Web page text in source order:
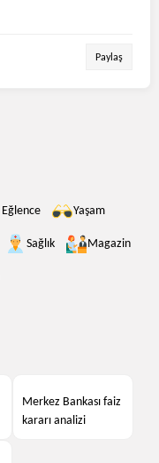
Eğlence Yaşam
Sağlık Magazin
Merkez Bankası faiz
kararı analizi
Paylaş